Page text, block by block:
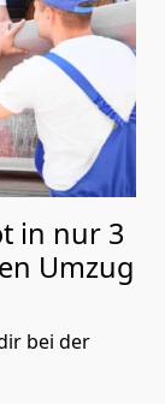
in nur 3
Umzug
bei der